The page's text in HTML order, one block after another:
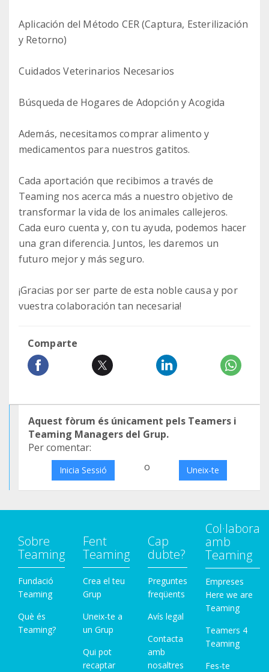
Aplicación del Método CER (Captura, Esterilización
y Retorno)
Cuidados Veterinarios Necesarios
Búsqueda de Hogares de Adopción y Acogida
Además, necesitamos comprar alimento y
medicamentos para nuestros gatitos.
Cada aportación que recibimos a través de
Teaming nos acerca más a nuestro objetivo de
transformar la vida de los animales callejeros.
Cada euro cuenta y, con tu ayuda, podemos hacer
una gran diferencia. Juntos, les daremos un
futuro mejor y más seguro.
¡Gracias por ser parte de esta noble causa y por
vuestra colaboración tan necesaria!
Comparte
Aquest fòrum és únicament pels Teamers i
Teaming Managers del Grup.
Per comentar:
Inicia Sessió o Uneix-te
Sobre
Teaming
Fundació
Teaming
Què és
Teaming?
Fent
Teaming
Crea el teu
Grup
Uneix-te a
un Grup
Qui pot
recaptar
Cap
dubte?
Preguntes
freqüents
Avís legal
Contacta
amb
nosaltres
Col·labora
amb
Teaming
Empreses
Here we are
Teaming
Teamers 4
Teaming
Fes-te